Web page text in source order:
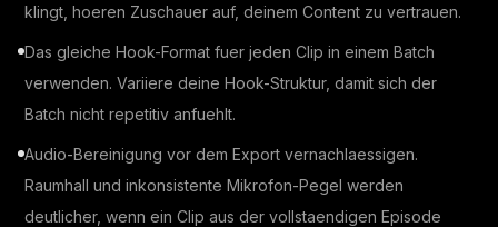
klingt, hoeren Zuschauer auf, deinem Content zu vertrauen.
Das gleiche Hook-Format fuer jeden Clip in einem Batch
verwenden. Variiere deine Hook-Struktur, damit sich der
Batch nicht repetitiv anfuehlt.
Audio-Bereinigung vor dem Export vernachlaessigen.
Raumhall und inkonsistente Mikrofon-Pegel werden
deutlicher, wenn ein Clip aus der vollstaendigen Episode